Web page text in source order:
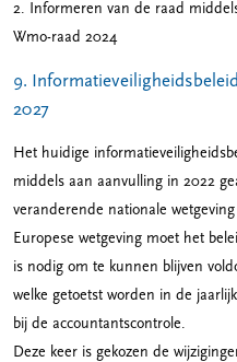
2. Informeren van de raad
Wmo-raad 2024
9.
2027
Het huidige
middels aan aanvulling in 2022
veranderende nationale
Europese wetgeving moet het
is nodig om te kunnen blijven
welke getoetst worden in de
bij de accountantscontrole.
Deze keer is gekozen de